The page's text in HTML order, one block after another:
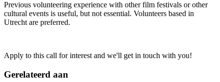
Previous volunteering experience with other film festivals or other
cultural events is useful, but not essential. Volunteers based in
Utrecht are preferred.
Apply to this call for interest and we'll get in touch with you!
Gerelateerd aan